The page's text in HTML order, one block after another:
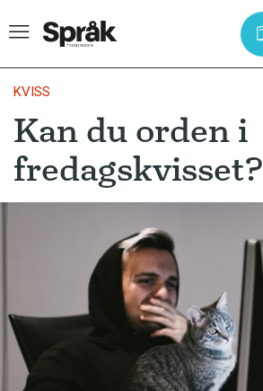
Hem
Artiklar
Språkfrågor
Skrivtips
Bokrecensioner
KVISS
Kan du orden i
fredagskvisset?